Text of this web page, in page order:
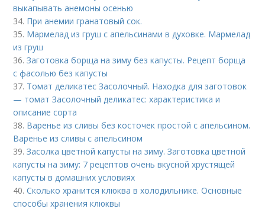
выкапывать анемоны осенью
34. При анемии гранатовый сок.
35. Мармелад из груш с апельсинами в духовке. Мармелад
из груш
36.Заготовка борща на зиму без капусты. Рецепт борща
с фасолью без капусты
37. Томат деликатес Засолочный. Находка для заготовок
— томат Засолочный деликатес: характеристика и
описание сорта
38. Варенье из сливы без косточек простой с апельсином.
Варенье из сливы с апельсином
39.Засолка цветной капусты на зиму. Заготовка цветной
капусты на зиму: 7 рецептов очень вкусной хрустящей
капусты в домашних условиях
40.Сколько хранится клюква в холодильнике. Основные
способы хранения клюквы